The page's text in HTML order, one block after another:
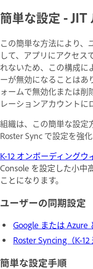
簡単な設定 - JIT
この簡単な方法により、
して、アプリにアクセス
れないため、この構成に
ーが無効になることはあ
ォームで無効化または
レーションアカウントに
組織は、この簡単な設定
Roster Sync で設定を強化
K-12 オンボーディングウ
Console を設定した小中
ことになります。
ユーザーの同期設定
Google または Azure
Roster Syncing（K-12
簡単な設定手順